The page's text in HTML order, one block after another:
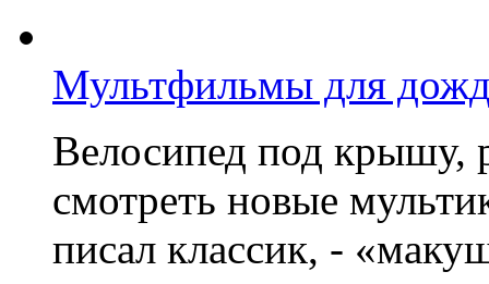
Мультфильмы для
Велосипед под крышу,
смотреть новые
писал классик, -